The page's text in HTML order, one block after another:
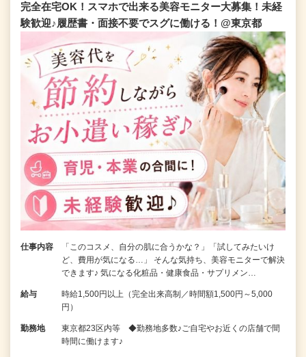
完全在宅OK！スマホで出来る美容モニター大募集！未経
験歓迎♪履歴書・面接不要でスグに働ける！@東京都
仕事内容
「このコスメ、自分の肌に合うかな？」「試してみたいけ
ど、費用が気になる…」 そんな気持ち、美容モニターで解決
できます♪ 気になる化粧品・健康食品・サプリメン…
給与
時給1,500円以上（完全出来高制／時間額1,500円～5,000
円）
勤務地
東京都23区内等 ◆勤務地多数♪ご自宅やお近くの店舗で間
時間に働けます♪